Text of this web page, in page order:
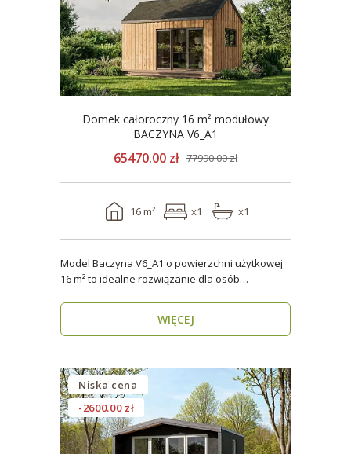
Domek całoroczny 16 m² modułowy
BACZYNA V6_A1
65470.00 zł 77990.00 zł
16 m² x1 x1
Model Baczyna V6_A1 o powierzchni użytkowej
16 m² to idealne rozwiązanie dla osób
WIĘCEJ
Niska cena
-2600.00 zł